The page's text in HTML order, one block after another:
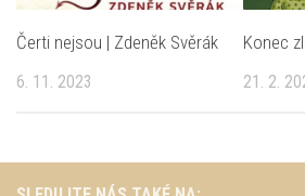
Čerti nejsou | Zdeněk Svěrák
6. 11. 2023
Konec
21. 2.